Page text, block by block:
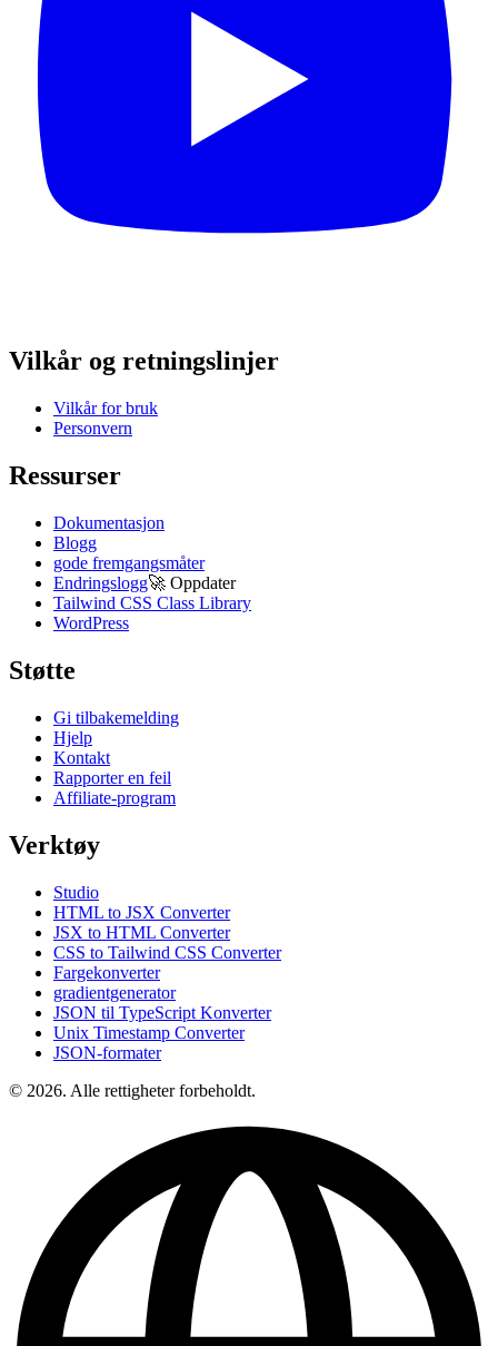
Vilkår og retningslinjer
Vilkår for bruk
Personvern
Ressurser
Dokumentasjon
Blogg
gode fremgangsmåter
Endringslogg🚀 Oppdater
Tailwind CSS Class Library
WordPress
Støtte
Gi tilbakemelding
Hjelp
Kontakt
Rapporter en feil
Affiliate-program
Verktøy
Studio
HTML to JSX Converter
JSX to HTML Converter
CSS to Tailwind CSS Converter
Fargekonverter
gradientgenerator
JSON til TypeScript Konverter
Unix Timestamp Converter
JSON-formater
© 2026. Alle rettigheter forbeholdt.